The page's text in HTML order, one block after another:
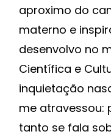
aproximo do
materno e
desenvolvo no
Científica e
inquietação
me atravessou:
tanto se fala